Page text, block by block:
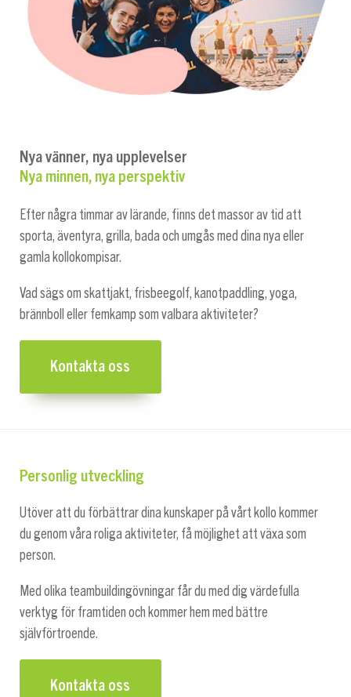
Nya vänner, nya upplevelser
Nya minnen, nya perspektiv
Efter några timmar av lärande, finns det massor av tid att
sporta, äventyra, grilla, bada och umgås med dina nya eller
gamla kollokompisar.
Vad sägs om skattjakt, frisbeegolf, kanotpaddling, yoga,
brännboll eller femkamp som valbara aktiviteter?
Kontakta oss
Personlig utveckling
Utöver att du förbättrar dina kunskaper på vårt kollo kommer
du genom våra roliga aktiviteter, få möjlighet att växa som
person.
Med olika teambuildingövningar får du med dig värdefulla
verktyg för framtiden och kommer hem med bättre
självförtroende.
Kontakta oss